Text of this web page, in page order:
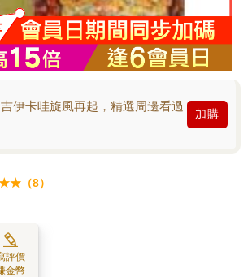
伊卡哇旋風再起，精選周邊看過
加購
（8）
評價
金幣